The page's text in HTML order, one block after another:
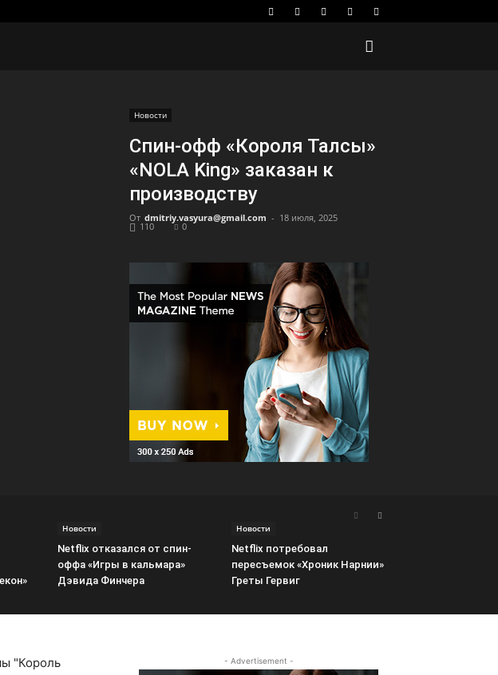
Новости
Спин-офф «Короля Талсы»
«NOLA King» заказан к
производству
От dmitriy.vasyura@gmail.com - 18 июля, 2025
110 0
Новости
Netflix отказался от спин-
оффа «Игры в кальмара»
Дэвида Финчера
Новости
Netflix потребовал
пересъемок «Хроник Нарнии»
Греты Гервиг
"Король
- Advertisement -